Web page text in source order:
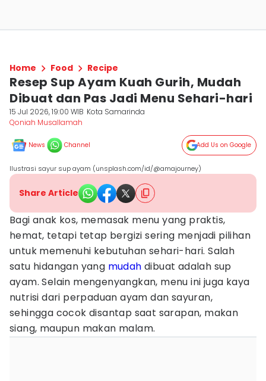
Home Food Recipe
Resep Sup Ayam Kuah Gurih, Mudah
Dibuat dan Pas Jadi Menu Sehari-hari
15 Jul 2026, 19:00 WIB Kota Samarinda
Qoniah Musallamah
News Channel Add Us on Google
Ilustrasi sayur sup ayam (unsplash.com/id/@amajourney)
Share Article
Bagi anak kos, memasak menu yang praktis,
hemat, tetapi tetap bergizi sering menjadi pilihan
untuk memenuhi kebutuhan sehari-hari. Salah
satu hidangan yang mudah dibuat adalah sup
ayam. Selain mengenyangkan, menu ini juga kaya
nutrisi dari perpaduan ayam dan sayuran,
sehingga cocok disantap saat sarapan, makan
siang, maupun makan malam.